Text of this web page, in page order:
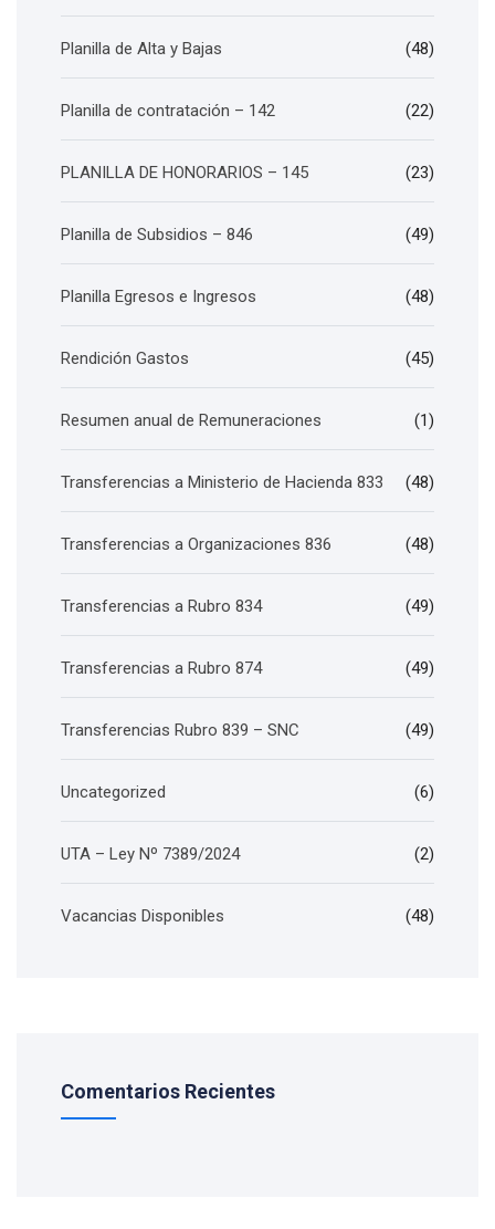
Planilla de Alta y Bajas (48)
Planilla de contratación – 142 (22)
PLANILLA DE HONORARIOS – 145 (23)
Planilla de Subsidios – 846 (49)
Planilla Egresos e Ingresos (48)
Rendición Gastos (45)
Resumen anual de Remuneraciones (1)
Transferencias a Ministerio de Hacienda 833 (48)
Transferencias a Organizaciones 836 (48)
Transferencias a Rubro 834 (49)
Transferencias a Rubro 874 (49)
Transferencias Rubro 839 – SNC (49)
Uncategorized (6)
UTA – Ley Nº 7389/2024 (2)
Vacancias Disponibles (48)
Comentarios Recientes